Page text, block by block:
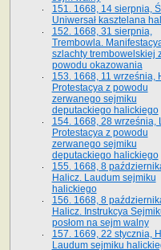
151. 1668, 14 sierpnia,
Uniwersał kasztelana
152. 1668, 31 sierpnia,
Trembowla.
szlachty trembowelskiej
powodu okazowania
153. 1668, 11 września,
Protestacya z powodu
zerwanego sejmiku
deputackiego halickiego
154. 1668, 28 września,
Protestacya z powodu
zerwanego sejmiku
deputackiego halickiego
155. 1668, 8
Halicz. Laudum sejmiku
halickiego
156. 1668, 8
Halicz. Instrukcya
posłom na sejm walny
157. 1669, 22 stycznia,
Laudum sejmiku